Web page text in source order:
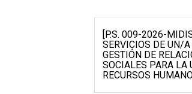
[P.S. 009-2026-
SERVICIOS DE UN/
GESTIÓN DE
SOCIALES PARA LA
RECURSOS